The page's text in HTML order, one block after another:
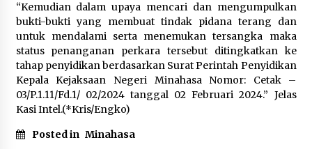
“Kemudian dalam upaya mencari dan mengumpulkan
bukti-bukti yang membuat tindak pidana terang dan
untuk mendalami serta menemukan tersangka maka
status penanganan perkara tersebut ditingkatkan ke
tahap penyidikan berdasarkan Surat Perintah Penyidikan
Kepala Kejaksaan Negeri Minahasa Nomor: Cetak –
03/P.1.11/Fd.1/ 02/2024 tanggal 02 Februari 2024.” Jelas
Kasi Intel.(*Kris/Engko)
Posted in Minahasa